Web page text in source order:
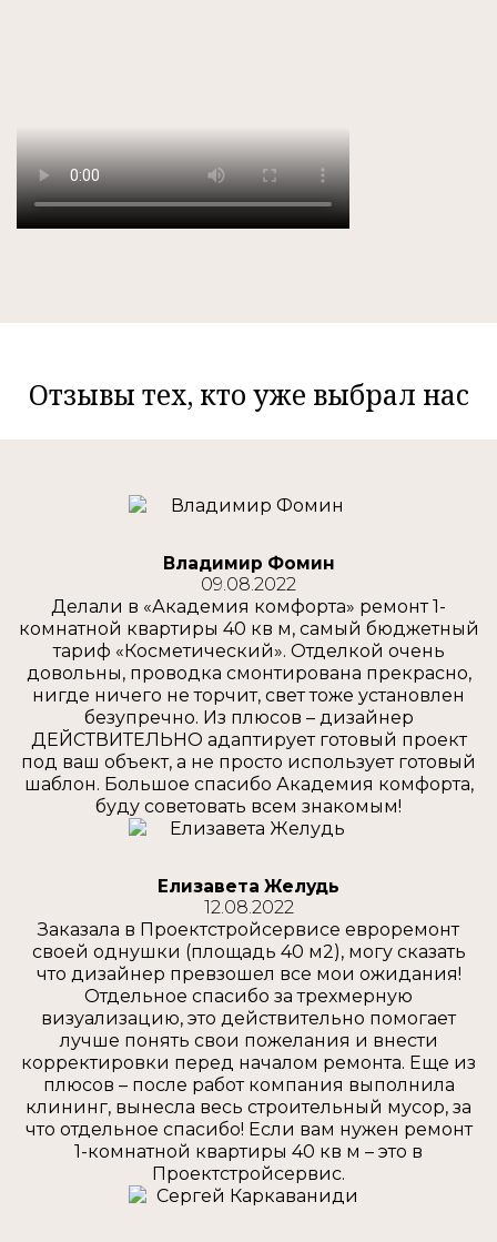
Отзывы тех, кто уже выбрал нас
Владимир Фомин
09.08.2022
Делали в «Академия комфорта» ремонт 1-
комнатной квартиры 40 кв м, самый бюджетный
тариф «Косметический». Отделкой очень
довольны, проводка смонтирована прекрасно,
нигде ничего не торчит, свет тоже установлен
безупречно. Из плюсов – дизайнер
ДЕЙСТВИТЕЛЬНО адаптирует готовый проект
под ваш объект, а не просто использует готовый
шаблон. Большое спасибо Академия комфорта,
буду советовать всем знакомым!
Елизавета Желудь
12.08.2022
Заказала в Проектстройсервисе евроремонт
своей однушки (площадь 40 м2), могу сказать
что дизайнер превзошел все мои ожидания!
Отдельное спасибо за трехмерную
визуализацию, это действительно помогает
лучше понять свои пожелания и внести
корректировки перед началом ремонта. Еще из
плюсов – после работ компания выполнила
клининг, вынесла весь строительный мусор, за
что отдельное спасибо! Если вам нужен ремонт
1-комнатной квартиры 40 кв м – это в
Проектстройсервис.